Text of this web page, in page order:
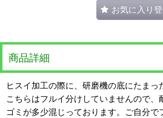
お気に入り
商品詳細
ヒスイ加工の際に、研磨機の底にたまっ
こちらはフルイ分けしていませんので
ゴミが多少混じっております。ご自分で